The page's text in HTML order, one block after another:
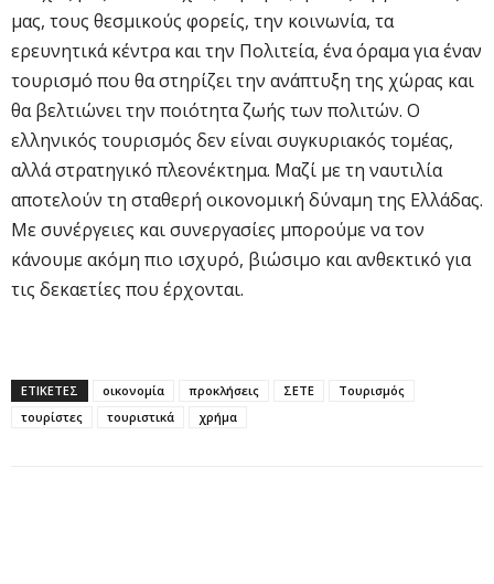
μας, τους θεσμικούς φορείς, την κοινωνία, τα
ερευνητικά κέντρα και την Πολιτεία, ένα όραμα για έναν
τουρισμό που θα στηρίζει την ανάπτυξη της χώρας και
θα βελτιώνει την ποιότητα ζωής των πολιτών. Ο
ελληνικός τουρισμός δεν είναι συγκυριακός τομέας,
αλλά στρατηγικό πλεονέκτημα. Μαζί με τη ναυτιλία
αποτελούν τη σταθερή οικονομική δύναμη της Ελλάδας.
Με συνέργειες και συνεργασίες μπορούμε να τον
κάνουμε ακόμη πιο ισχυρό, βιώσιμο και ανθεκτικό για
τις δεκαετίες που έρχονται.
ΕΤΙΚΕΤΕΣ οικονομία προκλήσεις ΣΕΤΕ
Τουρισμός
τουρίστες
τουριστικά χρήμα